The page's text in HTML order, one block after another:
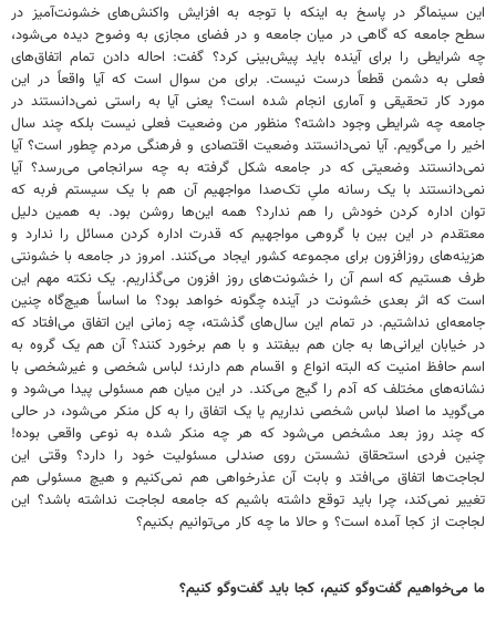
این سینماگر در پاسخ به اینکه با توجه به افزایش واکنش‌های خشونت‌آمیز در
سطح جامعه که گاهی در میان جامعه و در فضای مجازی به وضوح دیده می‌شود،
چه شرایطی را برای آینده باید پیش‌بینی کرد؟ گفت: احاله دادن تمام اتفاق‌های
فعلی به دشمن قطعاً درست نیست. برای من سوال است که آیا واقعاً در این
مورد کار تحقیقی و آماری انجام شده است؟ یعنی آیا به راستی نمی‌دانستند در
جامعه چه شرایطی وجود داشته؟ منظور من وضعیت فعلی نیست بلکه چند سال
اخیر را می‌گویم. آیا نمی‌دانستند وضعیت اقتصادی و فرهنگی مردم چطور است؟ آیا
نمی‌دانستند وضعیتی که در جامعه شکل گرفته به چه سرانجامی می‌رسد؟ آیا
نمی‌دانستند با یک رسانه ملیِ تک‌صدا مواجهیم آن هم با یک سیستم فربه که
توان اداره کردن خودش را هم ندارد؟ همه این‌ها روشن بود. به همین دلیل
معتقدم در این بین با گروهی مواجهیم که قدرت اداره کردن مسائل را ندارد و
هزینه‌های روزافزون برای مجموعه کشور ایجاد می‌کنند. امروز در جامعه با خشونتی
طرف هستیم که اسم آن را خشونت‌های روز افزون می‌گذاریم. یک نکته مهم این
است که اثر بعدی خشونت در آینده چگونه خواهد بود؟ ما اساساً هیچ‌گاه چنین
جامعه‌ای نداشتیم. در تمام این سال‌های گذشته، چه زمانی این اتفاق می‌افتاد که
در خیابان ایرانی‌ها به جان هم بیفتند و با هم برخورد کنند؟ آن هم یک گروه به
اسم حافظ امنیت که البته انواع و اقسام هم دارند؛ لباس شخصی و غیرشخصی با
نشانه‌های مختلف که آدم را گیج می‌کند. در این میان هم مسئولی پیدا می‌شود و
می‌گوید ما اصلا لباس شخصی نداریم یا یک اتفاق را به کل منکر می‌شود، در حالی
که چند روز بعد مشخص می‌شود که هر چه منکر شده به نوعی واقعی بوده!
چنین فردی استحقاق نشستن روی صندلی مسئولیت خود را دارد؟ وقتی این
لجاجت‌ها اتفاق می‌افتد و بابت آن عذرخواهی هم نمی‌کنیم و هیچ مسئولی هم
تغییر نمی‌کند، چرا باید توقع داشته باشیم که جامعه لجاجت نداشته باشد؟ این
لجاجت از کجا آمده است؟ و حالا ما چه کار می‌توانیم بکنیم؟
ما می‌خواهیم گفت‌وگو کنیم، کجا باید گفت‌وگو کنیم؟